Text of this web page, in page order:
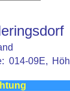
014-09E,